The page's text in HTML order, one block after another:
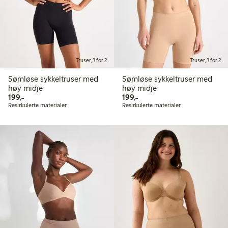
Truser, 3 for 2
Sømløse sykkeltruser med
høy midje
199,-199,00 kr
Resirkulerte materialer
Truser, 3 for 2
Sømløse sykkeltruser med
høy midje
199,-199,00 kr
Resirkulerte materialer